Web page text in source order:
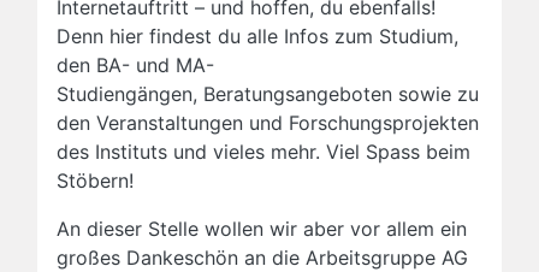
Internetauftritt – und hoffen, du ebenfalls!
Denn hier findest du alle Infos zum Studium,
den BA- und MA-
Studiengängen, Beratungsangeboten sowie zu
den Veranstaltungen und Forschungsprojekten
des Instituts und vieles mehr. Viel Spass beim
Stöbern!
An dieser Stelle wollen wir aber vor allem ein
großes Dankeschön an die Arbeitsgruppe AG